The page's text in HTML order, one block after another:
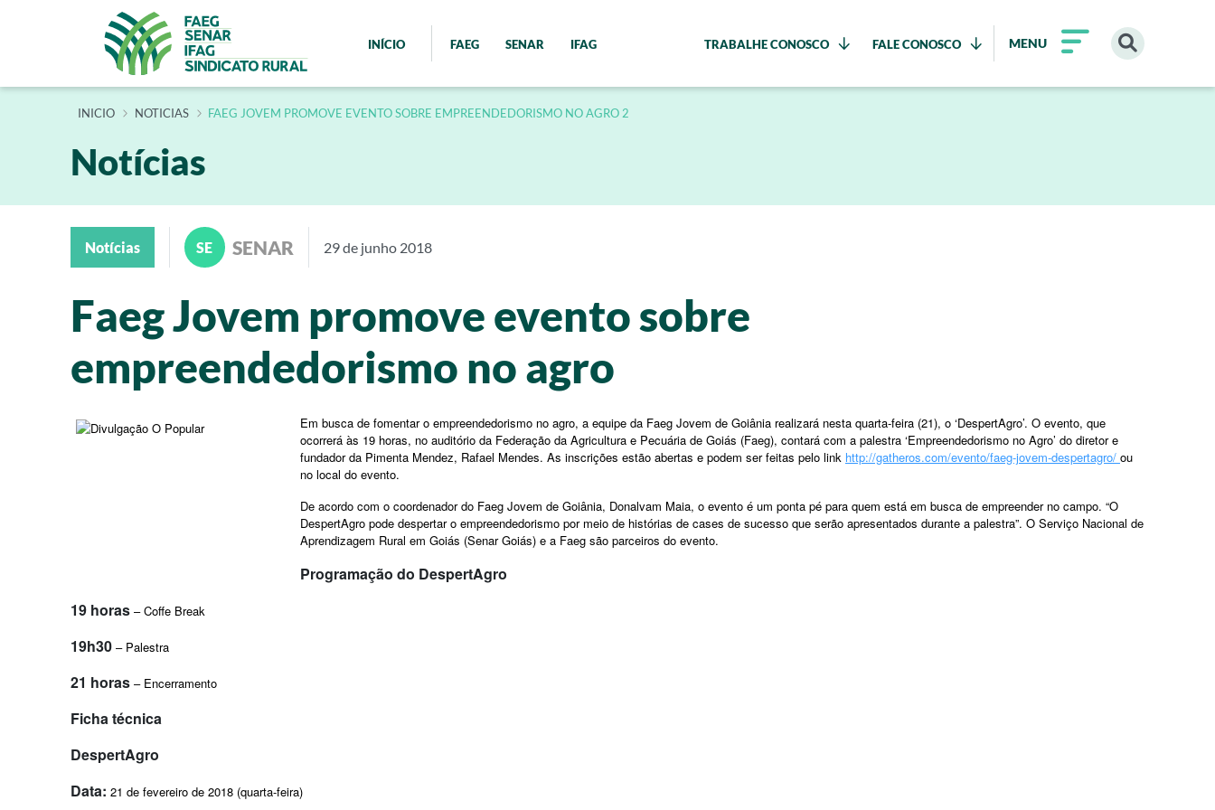
INÍCIO FAEG SENAR IFAG TRABALHE CONOSCO FALE CONOSCO MENU
INÍCIO NOTICIAS FAEG JOVEM PROMOVE EVENTO SOBRE EMPREENDEDORISMO NO AGRO 2
Notícias
Notícias SE SENAR 29 de junho 2018
Faeg Jovem promove evento sobre
empreendedorismo no agro
Em busca de fomentar o empreendedorismo no agro, a equipe da Faeg Jovem de Goiânia realizará nesta quarta-feira (21), o ‘DespertAgro’. O evento, que
ocorrerá às 19 horas, no auditório da Federação da Agricultura e Pecuária de Goiás (Faeg), contará com a palestra ‘Empreendedorismo no Agro’ do diretor e
fundador da Pimenta Mendez, Rafael Mendes. As inscrições estão abertas e podem ser feitas pelo link http://gatheros.com/evento/faeg-jovem-despertagro/ ou
no local do evento.
De acordo com o coordenador do Faeg Jovem de Goiânia, Donalvam Maia, o evento é um ponta pé para quem está em busca de empreender no campo. “O
DespertAgro pode despertar o empreendedorismo por meio de histórias de cases de sucesso que serão apresentados durante a palestra”. O Serviço Nacional de
Aprendizagem Rural em Goiás (Senar Goiás) e a Faeg são parceiros do evento.
Programação do DespertAgro
19 horas – Coffe Break
19h30 – Palestra
21 horas – Encerramento
Ficha técnica
DespertAgro
Data: 21 de fevereiro de 2018 (quarta-feira)